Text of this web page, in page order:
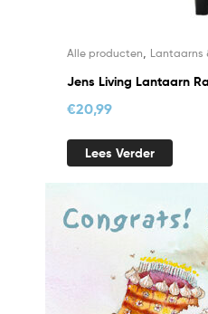
Alle producten Lantaarns
Jens Living Lantaarn
€20,99
Lees Verder